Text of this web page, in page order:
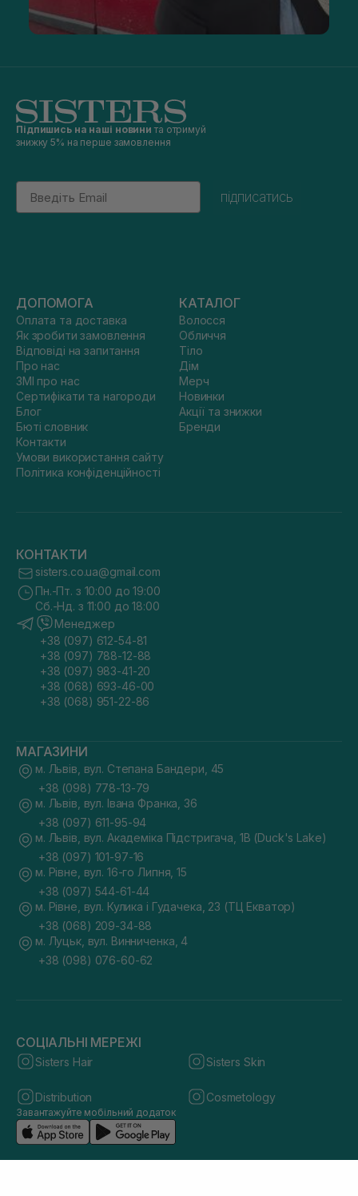
Підпишись на наші новини та отримуй
знижку 5% на перше замовлення
Email
підписатись
ДОПОМОГА
Оплата та доставка
Як зробити замовлення
Відповіді на запитання
Про нас
ЗМІ про нас
Сертифікати та нагороди
Блог
Бюті словник
Контакти
Умови використання сайту
Політика конфіденційності
КАТАЛОГ
Волосся
Обличчя
Тіло
Дім
Мерч
Новинки
Акції та знижки
Бренди
КОНТАКТИ
sisters.co.ua@gmail.com
Пн.-Пт. з 10:00 до 19:00
Сб.-Нд. з 11:00 до 18:00
Менеджер
+38 (097) 612-54-81
+38 (097) 788-12-88
+38 (097) 983-41-20
+38 (068) 693-46-00
+38 (068) 951-22-86
МАГАЗИНИ
м. Львів, вул. Степана Бандери, 45
+38 (098) 778-13-79
м. Львів, вул. Івана Франка, 36
+38 (097) 611-95-94
м. Львів, вул. Академіка Підстригача, 1В (Duck's Lake)
+38 (097) 101-97-16
м. Рівне, вул. 16-го Липня, 15
+38 (097) 544-61-44
м. Рівне, вул. Кулика і Гудачека, 23 (ТЦ Екватор)
+38 (068) 209-34-88
м. Луцьк, вул. Винниченка, 4
+38 (098) 076-60-62
СОЦІАЛЬНІ МЕРЕЖІ
Sisters Hair Sisters Skin
Distribution Cosmetology
Завантажуйте мобільний додаток